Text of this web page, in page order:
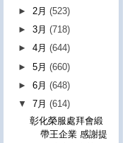
► 2月(523)
►3月(718)
►4月(644)
►5月(660)
►6月(648)
▼7月(614)
彰化榮服處拜會緞
帶王企業 感謝提